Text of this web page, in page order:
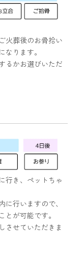
火葬後のお骨拾い
ります。
るかお選びいただ
行き、ペットちゃ
行いますので、
が可能です。
させていただきま